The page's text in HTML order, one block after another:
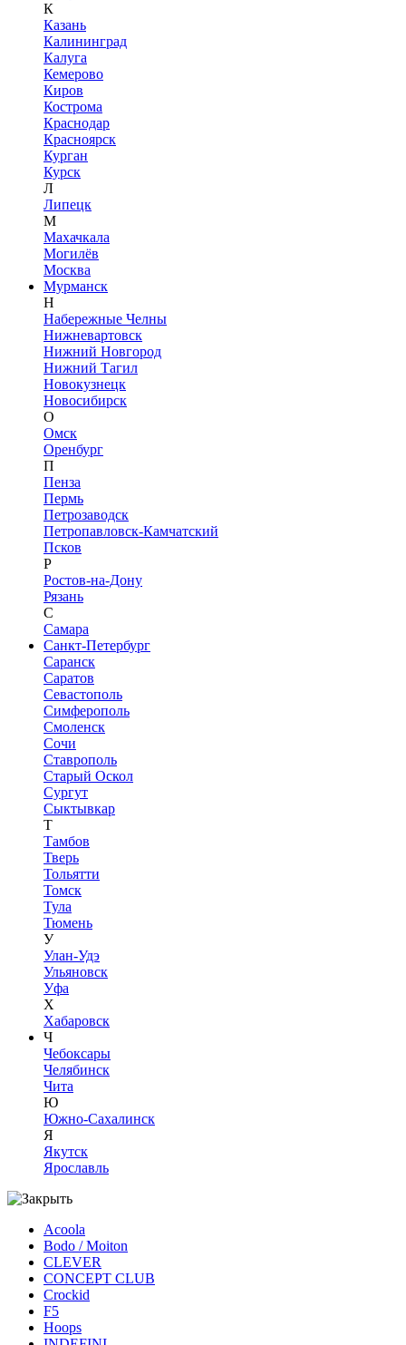
К
Казань
Калининград
Калуга
Кемерово
Киров
Кострома
Краснодар
Красноярск
Курган
Курск
Л
Липецк
М
Махачкала
Могилёв
Москва
Мурманск
Н
Набережные Челны
Нижневартовск
Нижний Новгород
Нижний Тагил
Новокузнецк
Новосибирск
О
Омск
Оренбург
П
Пенза
Пермь
Петрозаводск
Петропавловск-Камчатский
Псков
Р
Ростов-на-Дону
Рязань
С
Самара
Санкт-Петербург
Саранск
Саратов
Севастополь
Симферополь
Смоленск
Сочи
Ставрополь
Старый Оскол
Сургут
Сыктывкар
Т
Тамбов
Тверь
Тольятти
Томск
Тула
Тюмень
У
Улан-Удэ
Ульяновск
Уфа
Х
Хабаровск
Ч
Чебоксары
Челябинск
Чита
Ю
Южно-Сахалинск
Я
Якутск
Ярославль
Acoola
Bodo / Moiton
CLEVER
CONCEPT CLUB
Crockid
F5
Hoops